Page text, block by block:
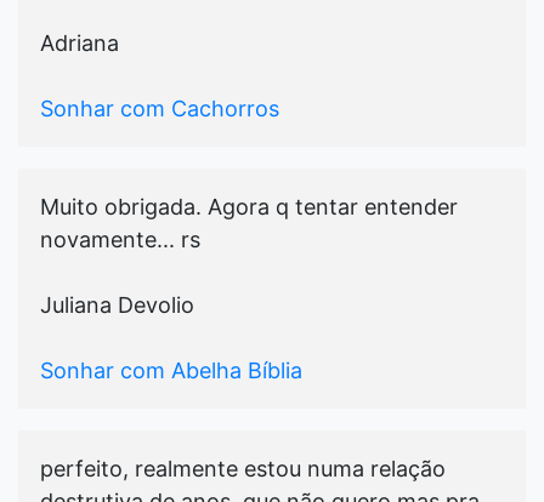
Adriana
Sonhar com Cachorros
Muito obrigada. Agora q tentar entender
novamente... rs
Juliana Devolio
Sonhar com Abelha Bíblia
perfeito, realmente estou numa relação